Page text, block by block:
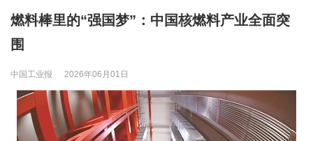
燃料棒里的“强国梦”：中国核燃料产业全面突
围
中国工业报 2026年06月01日